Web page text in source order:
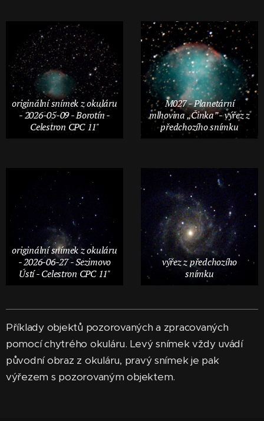
originální snímek z okuláru
- 2026-05-09 - Borotín -
Celestron CPC 11"
M027 - Planetární
mlhovina „Činka” - výřez z
předchozího snímku
originální snímek z okuláru
- 2026-06-27 - Sezimovo
Ústí - Celestron CPC 11"
výřez z předchozího
snímku
Příklady objektů pozorovaných a zpracovaných
pomocí chytrého okuláru. Levý snímek vždy uvádí
původní obraz z okuláru, pravý snímek je pak
výřezem s pozorovaným objektem.